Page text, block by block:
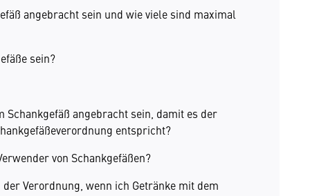
angebracht sein und wie viele sind maximal
sein?
angebracht sein, damit es der
entspricht?
von Schankgefäßen?
Verordnung, wenn ich Getränke mit dem